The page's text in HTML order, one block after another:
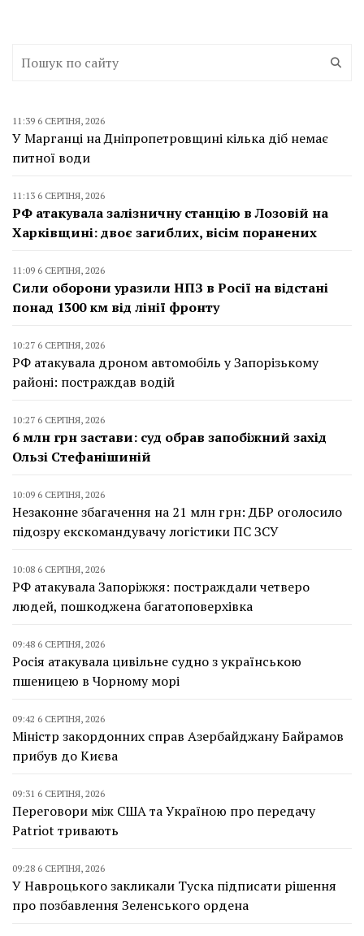
11:39 6 СЕРПНЯ, 2026
У Марганці на Дніпропетровщині кілька діб немає
питної води
11:13 6 СЕРПНЯ, 2026
РФ атакувала залізничну станцію в Лозовій на
Харківщині: двоє загиблих, вісім поранених
11:09 6 СЕРПНЯ, 2026
Сили оборони уразили НПЗ в Росії на відстані
понад 1300 км від лінії фронту
10:27 6 СЕРПНЯ, 2026
РФ атакувала дроном автомобіль у Запорізькому
районі: постраждав водій
10:27 6 СЕРПНЯ, 2026
6 млн грн застави: суд обрав запобіжний захід
Ользі Стефанішиній
10:09 6 СЕРПНЯ, 2026
Незаконне збагачення на 21 млн грн: ДБР оголосило
підозру екскомандувачу логістики ПС ЗСУ
10:08 6 СЕРПНЯ, 2026
РФ атакувала Запоріжжя: постраждали четверо
людей, пошкоджена багатоповерхівка
09:48 6 СЕРПНЯ, 2026
Росія атакувала цивільне судно з українською
пшеницею в Чорному морі
09:42 6 СЕРПНЯ, 2026
Міністр закордонних справ Азербайджану Байрамов
прибув до Києва
09:31 6 СЕРПНЯ, 2026
Переговори між США та Україною про передачу
Patriot тривають
09:28 6 СЕРПНЯ, 2026
У Навроцького закликали Туска підписати рішення
про позбавлення Зеленського ордена